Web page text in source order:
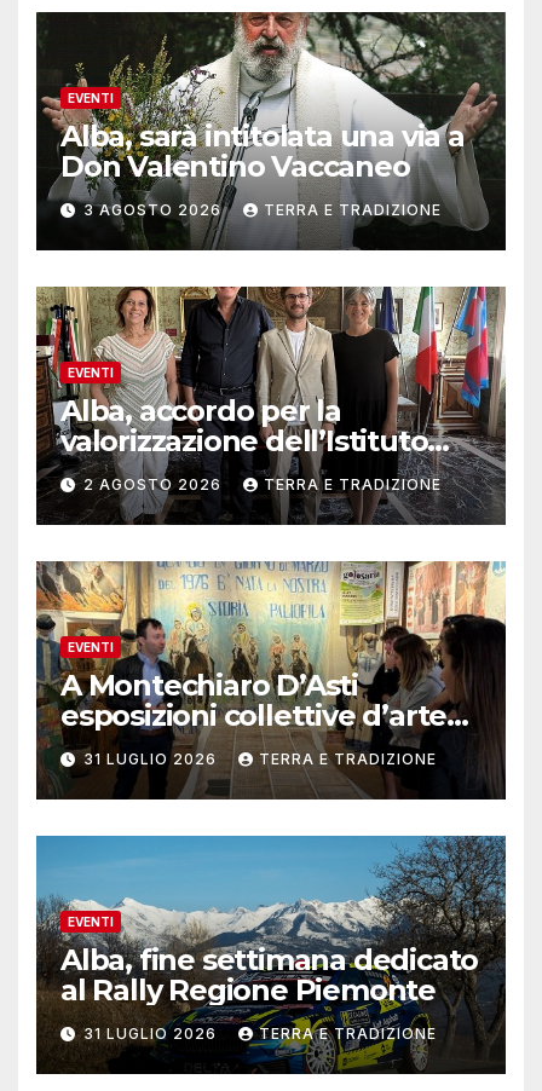
EVENTI
Alba, sarà intitolata una via a
Don Valentino Vaccaneo
3 AGOSTO 2026 TERRA E TRADIZIONE
EVENTI
Alba, accordo per la
valorizzazione dell’Istituto
musicale Rocca
2 AGOSTO 2026 TERRA E TRADIZIONE
EVENTI
A Montechiaro D’Asti
esposizioni collettive d’arte
contemporanea
31 LUGLIO 2026 TERRA E TRADIZIONE
EVENTI
Alba, fine settimana dedicato
al Rally Regione Piemonte
31 LUGLIO 2026 TERRA E TRADIZIONE